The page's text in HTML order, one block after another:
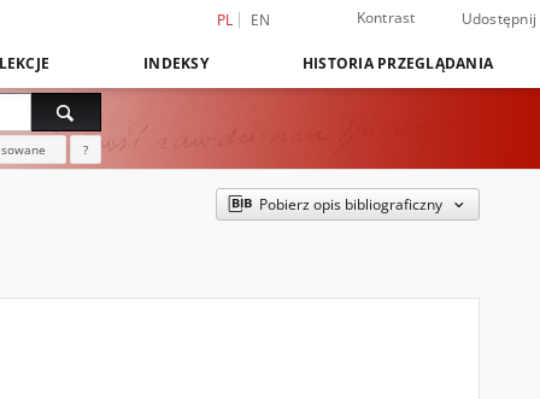
PL EN Kontrast Udostępnij
INDEKSY HISTORIA PRZEGLĄDANIA
?
Pobierz opis bibliograficzny